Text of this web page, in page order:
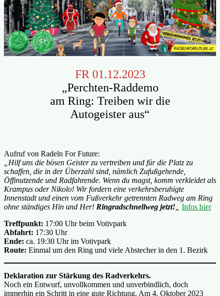
FR 01.12.2023
„Perchten-Raddemo
am Ring: Treiben wir die
Autogeister aus“
Aufruf von Radeln For Future:
„Hilf uns die bösen Geister zu vertreiben und für die Platz zu
schaffen, die in der Überzahl sind, nämlich Zufußgehende,
Öffinutzende und Radfahrende. Wenn du magst, komm verkleidet als
Krampus oder Nikolo! Wir fordern eine verkehrsberuhigte
Innenstadt und einen vom Fußverkehr getrennten Radweg am Ring
ohne ständiges Hin und Her! Ringradschnellweg jetzt!
Infos hier
Treffpunkt: 17:00 Uhr beim Votivpark
Abfahrt: 17:30 Uhr
Ende: ca. 19:30 Uhr im Votivpark
Route: Einmal um den Ring und viele Abstecher in den 1. Bezirk
Deklaration zur Stärkung des Radverkehrs.
Noch ein Entwurf, unvollkommen und unverbindlich, doch
immerhin ein Schritt in eine gute Richtung. Am 4. Oktober 2023